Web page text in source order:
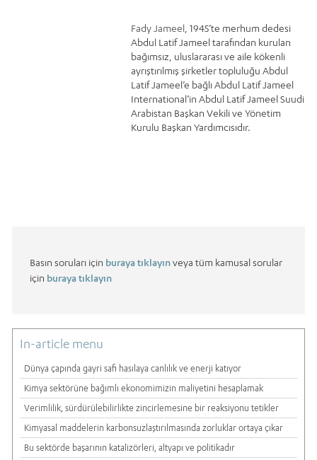
Fady Jameel, 1945’te merhum dedesi
Abdul Latif Jameel tarafından kurulan
bağımsız, uluslararası ve aile kökenli
ayrıştırılmış şirketler topluluğu Abdul
Latif Jameel’e bağlı Abdul Latif Jameel
International’in Abdul Latif Jameel Suudi
Arabistan Başkan Vekili ve Yönetim
Kurulu Başkan Yardımcısıdır.
Basın soruları için buraya tıklayınveya tüm kamusal sorular
için buraya tıklayın
In-article menu
Dünya çapında gayri safi hasılaya canlılık ve enerji katıyor
Kimya sektörüne bağımlı ekonomimizin maliyetini hesaplamak
Verimlilik, sürdürülebilirlikte zincirlemesine bir reaksiyonu tetikler
Kimyasal maddelerin karbonsuzlaştırılmasında zorluklar ortaya çıkar
Bu sektörde başarının katalizörleri, altyapı ve politikadır